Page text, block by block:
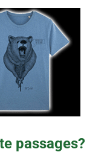
passages?